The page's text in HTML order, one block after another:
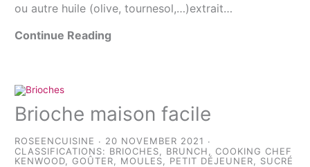
ou autre huile (olive, tournesol,…)extrait…
Continue Reading
Brioche maison facile
ROSEENCUISINE
20 NOVEMBER 2021
CLASSIFICATIONS: BRIOCHES BRUNCH ,COOKING CHEF
KENWOOD ,GOÛTER MOULES PETIT DÉJEUNER SUCRÉ